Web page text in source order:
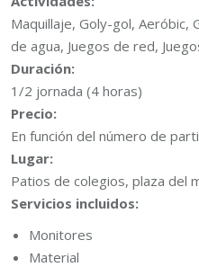
Maquillaje, Goly-gol, Aeróbic,
de agua, Juegos de red,
Duración:
1/2 jornada (4 horas)
Precio:
En función del número de
Lugar:
Patios de colegios, plaza del
Servicios incluidos:
Monitores
Material